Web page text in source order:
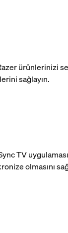
Razer ürünlerinizi
sağlayın.
TV uygulaması
olmasını